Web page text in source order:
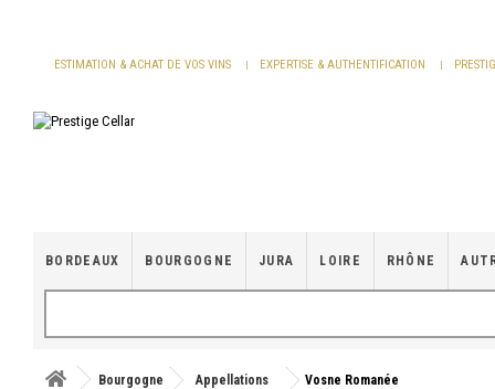
ESTIMATION & ACHAT DE VOS VINS EXPERTISE & AUTHENTIFICATION
BORDEAUX BOURGOGNE JURA LOIRE RHÔNE
Bourgogne Appellations Vosne Romanée